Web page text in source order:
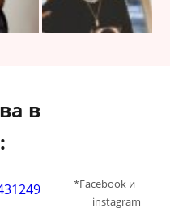
в
*Facebook и
instagram